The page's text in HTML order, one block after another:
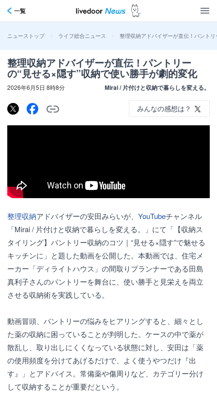
一覧
ニューストップ > ライフ総合ニュース > 整理収納アドバイザーが直伝！パント
整理収納アドバイザーが直伝！パントリー
の“見せる×隠す”収納で使い勝手が劇的変化
2026年6月5日 8時8分 Mirai / 片付けと収納で暮らしを変える。
みんなの感想は？
整理収納アドバイザーの安田みらいが、 YouTubeチャンネル
「Mirai / 片付けと収納で暮らしを変える。」にて「【収納ス
タイリング】パントリー収納のコツ｜“見せる×隠す”で魅せる
キッチンに」と題した動画を公開した。本動画では、住宅メ
ーカー「ディライトハウス」の間取りプランナーである田島
真利子さんのパントリーを舞台に、使い勝手と見栄えを両立
させる収納術を実践している。
動画冒頭、パントリーの悩みをヒアリングすると、細々とし
た薬の収納に困っていることが判明した。ケースの中で薬が
散乱し、取り出しにくくなっている状態に対し、安田は「薬
の使用頻度を分けてあげるだけで、よく使うやつだけ『出
す』」とアドバイス。常備薬や傷周りなど、カテゴリー分け
して収納することが重要だという。